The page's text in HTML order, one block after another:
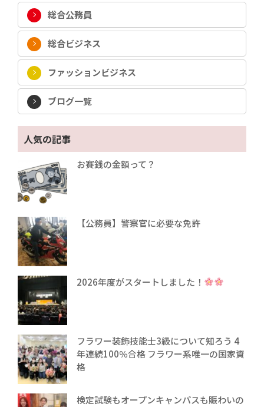
総合公務員
総合ビジネス
ファッションビジネス
ブログ一覧
人気の記事
お賽銭の金額って？
【公務員】警察官に必要な免許
2026年度がスタートしました！
フラワー装飾技能士3級について知ろう 4
年連続100％合格 フラワー系唯一の国家資
格
検定試験もオープンキャンパスも賑わいの